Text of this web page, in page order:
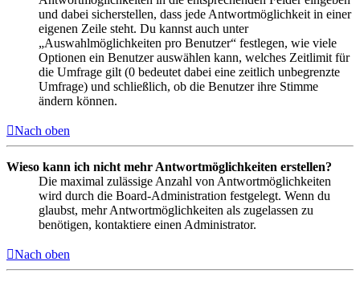
und dabei sicherstellen, dass jede Antwortmöglichkeit in einer
eigenen Zeile steht. Du kannst auch unter
„Auswahlmöglichkeiten pro Benutzer“ festlegen, wie viele
Optionen ein Benutzer auswählen kann, welches Zeitlimit für
die Umfrage gilt (0 bedeutet dabei eine zeitlich unbegrenzte
Umfrage) und schließlich, ob die Benutzer ihre Stimme
ändern können.
Nach oben
Wieso kann ich nicht mehr Antwortmöglichkeiten erstellen?
Die maximal zulässige Anzahl von Antwortmöglichkeiten
wird durch die Board-Administration festgelegt. Wenn du
glaubst, mehr Antwortmöglichkeiten als zugelassen zu
benötigen, kontaktiere einen Administrator.
Nach oben